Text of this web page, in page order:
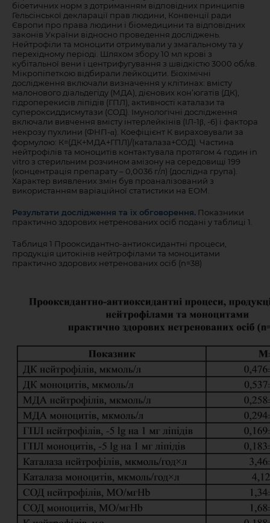
біоетичних норм з дотриманням відповідних принципів
Гельсінської декларації прав людини, Конвенції ради
Європи про права людини і біомедицини та відповідних
законів України відносно проведення досліджень.
Нейтрофіли та моноцити отримували у змагальному та у
перехідному періоді. Шляхом збору 10 мл крові з
кубітальної вени і центрифугування з швідкістю 3000 об/хв.
Мікропіпеткою відбирали лейкоцити. Біохімічні
дослідження включали визначення у клітинах: вмісту
малонового діальдегіду (МДА), дієнових кон’югатів (ДК),
гідроперекисів ліпідів (ГПЛ), активності каталази та
супероксиддисмутази (СОД). Імунологічні дослідження
включали вивчення вмісту інтерлейкінів (ІЛ-1β, -6) і фактора
некрозу пухлини (ФНП-α). Коефіцієнт К вираховували за
формулою: К=(ДК+МДА+ГПЛ)/(каталаза+СОД). Частина
нейтрофілів та моноцитів контактувала протягом 4 годин in
vitro з стерильним розчином амізону на середовищі 199
(концентрація препарату – 0,0036 г/л) (дослідна група).
Характер виявлених змін був проаналізований з
використанням варіаційної статистики на ЕОМ.
Результати дослідження та їх обговорення. Показники
практично здорових нетренованих осіб подані у таблиці 1.
Таблиця 1 Прооксидантно-антиоксидантні процеси,
продукція цитокінів нейтрофілами та моноцитами
практично здорових нетренованих осіб (n=38)